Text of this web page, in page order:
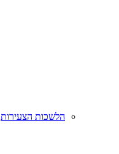
הלשכות הצעירות